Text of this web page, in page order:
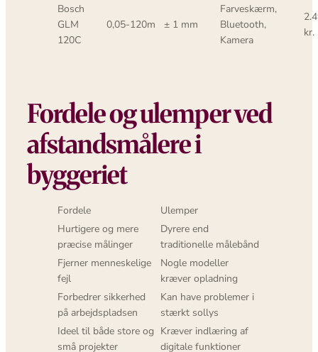
Bosch
GLM
120C
0,05-120m ± 1 mm
Farveskærm,
Bluetooth,
Kamera
kr.
Fordele og ulemper ved
afstandsmålere i
byggeriet
Fordele
Ulemper
Hurtigere og mere
præcise målinger
Dyrere end
traditionelle målebånd
Fjerner menneskelige
fejl
Nogle modeller
kræver opladning
Forbedrer sikkerhed
på arbejdspladsen
Kan have problemer i
stærkt sollys
Ideel til både store og
små projekter
Kræver indlæring af
digitale funktioner